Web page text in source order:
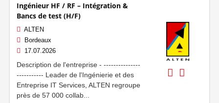
Ingénieur HF / RF – Intégration &
Bancs de test (H/F)
ALTEN
Bordeaux
17.07.2026
Description de l'entreprise - ---------------
----------- Leader de l'Ingénierie et des
Entreprise IT Services, ALTEN regroupe
près de 57 000 collab...